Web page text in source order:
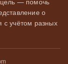
о
с учётом разных